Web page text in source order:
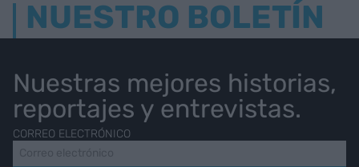
NUESTRO BOLETÍN
Nuestras mejores historias,
reportajes y entrevistas.
CORREO ELECTRÓNICO